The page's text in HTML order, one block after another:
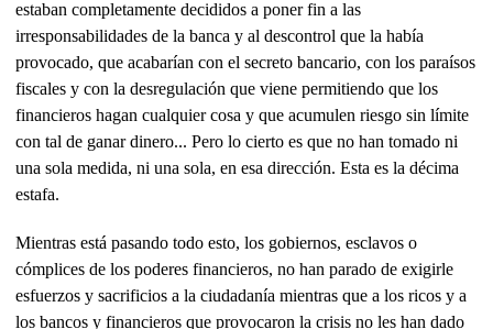
estaban completamente decididos a poner fin a las
irresponsabilidades de la banca y al descontrol que la había
provocado, que acabarían con el secreto bancario, con los paraísos
fiscales y con la desregulación que viene permitiendo que los
financieros hagan cualquier cosa y que acumulen riesgo sin límite
con tal de ganar dinero... Pero lo cierto es que no han tomado ni
una sola medida, ni una sola, en esa dirección. Esta es la décima
estafa.
Mientras está pasando todo esto, los gobiernos, esclavos o
cómplices de los poderes financieros, no han parado de exigirle
esfuerzos y sacrificios a la ciudadanía mientras que a los ricos y a
los bancos y financieros que provocaron la crisis no les han dado